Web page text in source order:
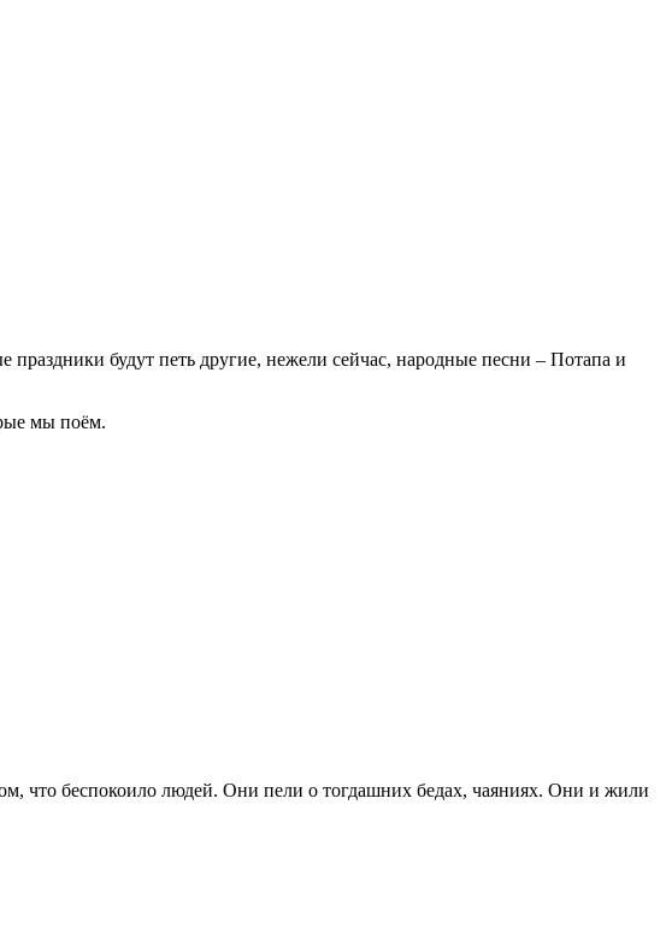
праздники будут петь другие, нежели сейчас, народные песни – Потапа и
мы поём.
что беспокоило людей. Они пели о тогдашних бедах, чаяниях. Они и жили